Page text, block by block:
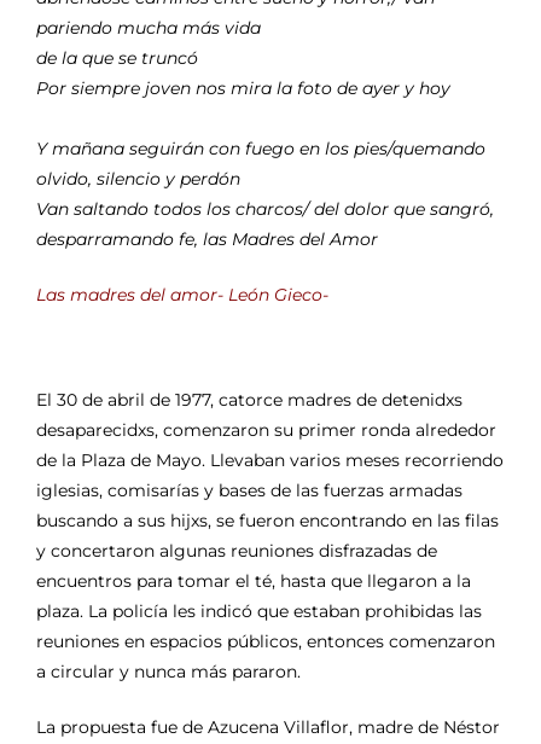
pariendo mucha más vida
de la que se truncó
Por siempre joven nos mira la foto de ayer y hoy
Y mañana seguirán con fuego en los pies/quemando
olvido, silencio y perdón
Van saltando todos los charcos/ del dolor que sangró,
desparramando fe, las Madres del Amor
Las madres del amor- León Gieco-
El 30 de abril de 1977, catorce madres de detenidxs
desaparecidxs, comenzaron su primer ronda alrededor
de la Plaza de Mayo. Llevaban varios meses recorriendo
iglesias, comisarías y bases de las fuerzas armadas
buscando a sus hijxs, se fueron encontrando en las filas
y concertaron algunas reuniones disfrazadas de
encuentros para tomar el té, hasta que llegaron a la
plaza. La policía les indicó que estaban prohibidas las
reuniones en espacios públicos, entonces comenzaron
a circular y nunca más pararon.
La propuesta fue de Azucena Villaflor, madre de Néstor